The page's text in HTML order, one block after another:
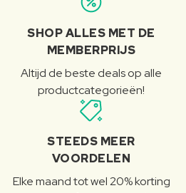
SHOP ALLES MET DE
MEMBERPRIJS
Altijd de beste deals op alle
productcategorieën!
STEEDS MEER
VOORDELEN
Elke maand tot wel 20% korting